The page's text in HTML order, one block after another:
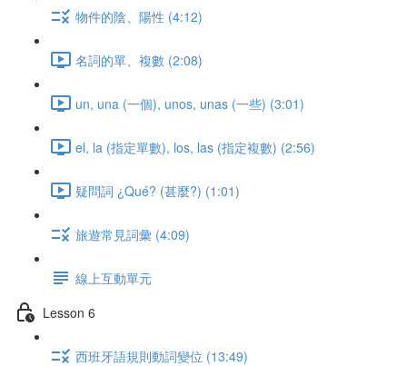
物件的陰、陽性 (4:12)
名詞的單、複數 (2:08)
un, una (一個), unos, unas (一些) (3:01)
el, la (指定單數), los, las (指定複數) (2:56)
疑問詞 ¿Qué? (甚麼?) (1:01)
旅遊常見詞彙 (4:09)
線上互動單元
Lesson 6
西班牙語規則動詞變位 (13:49)